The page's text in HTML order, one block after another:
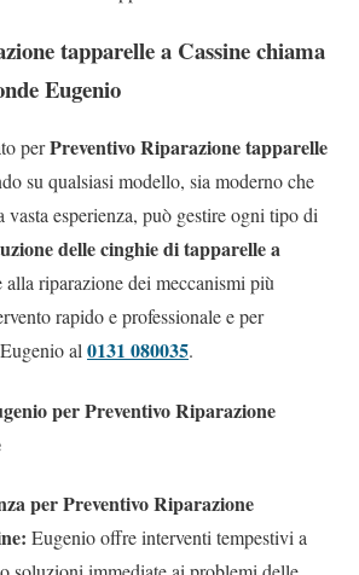
tapparelle a Cassine chiama
Eugenio
perPreventivo Riparazione tapparelle
su qualsiasi modello, sia moderno che
vasta esperienza, può gestire ogni tipo di
delle cinghie di tapparelle a
alla riparazione dei meccanismi più
rapido e professionale e per
al0131 080035.
per Preventivo Riparazione
per Preventivo Riparazione
Eugenio offre interventi tempestivi a